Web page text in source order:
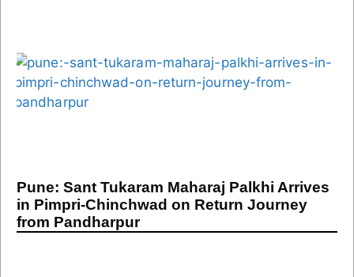
Pune: Sant Tukaram Maharaj Palkhi Arrives
in Pimpri-Chinchwad on Return Journey
from Pandharpur